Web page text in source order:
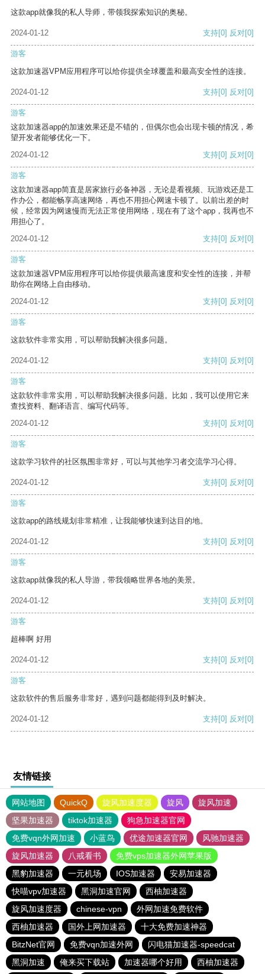
这款app就像我的私人导师，带领我探索知识的奥秘。
2024-01-12 支持[0] 反对[0]
游客
这款加速器VPM应用程序可以给你提供全球覆盖和最高安全性的连接。
2024-01-12 支持[0] 反对[0]
游客
这款加速器app的加速效果还是不错的，但偶尔也会出现卡顿的情况，希
望开发者能够优化一下。
2024-01-12
支持[0] 反对[0]
游客
这款加速器app简直是居家旅行必备神器，无论是看视频、玩游戏还是工
作办公，都能畅享高速网络，再也不用担心网速卡顿了。以前出差的时
候，经常因为网速慢而无法正常使用网络，现在有了这个app，我再也不
用担心了。
2024-01-12
支持[0] 反对[0]
游客
这款加速器VPM应用程序可以给你提供最高速度和安全性的连接，并帮
助你在网络上自由移动。
2024-01-12
支持[0] 反对[0]
游客
这款软件非常实用，可以帮助我解决很多问题。
2024-01-12 支持[0] 反对[0]
游客
这款软件非常实用，可以帮助我解决很多问题。比如，我可以使用它来
查找资料、翻译语言、编写代码等。
2024-01-12
支持[0] 反对[0]
游客
这款学习软件的社区氛围非常好，可以与其他学习者交流学习心得。
2024-01-12 支持[0] 反对[0]
游客
这款app的路线规划非常精准，让我能够快速到达目的地。
2024-01-12 支持[0] 反对[0]
游客
这款app就像我的私人导游，带我领略世界各地的美景。
2024-01-12 支持[0] 反对[0]
游客
超棒啊 好用
2024-01-12 支持[0] 反对[0]
游客
这款软件的售后服务非常好，遇到问题都能得到及时解决。
2024-01-12 支持[0] 反对[0]
友情链接
网站地图 QuickQ 旋风加速度器 旋风
旋风加速
坚果加速器
tiktok加速器
狗急加速器官网
免费vqn外网加速
小蓝鸟 优途加速器官网
风驰加速器
旋风加速器
八戒看书
免费vps加速器外网苹果版
黑豹加速器
一元机场 IOS加速器
安易加速器
快喵vpv加速器
黑洞加速官网
西柚加速器
旋风加速度器
chinese-vpn
外网加速免费软件
西柚加速器
国外上网加速器
十大免费加速神器
BitzNet官网
免费vqn加速外网
闪电猫加速器-speedcat
黑洞加速
俺来买下载站 加速器哪个好用 西柚加速器